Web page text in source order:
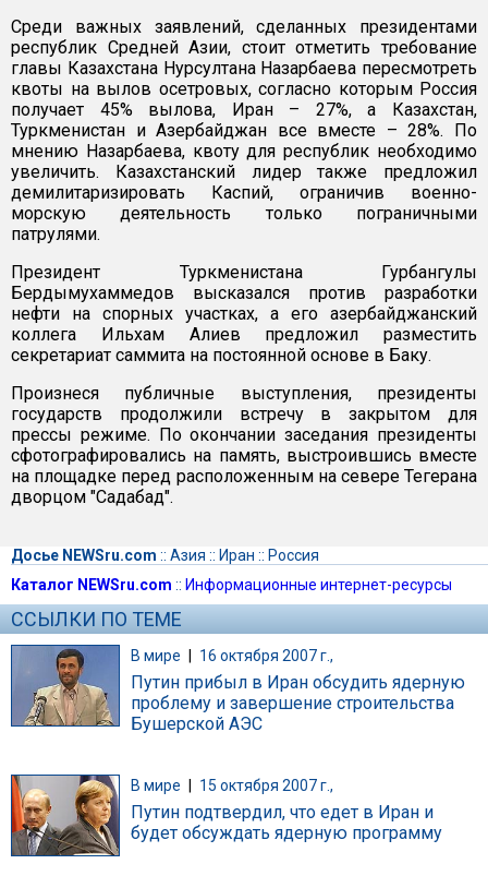
Среди важных заявлений, сделанных президентами
республик Средней Азии, стоит отметить требование
главы Казахстана Нурсултана Назарбаева пересмотреть
квоты на вылов осетровых, согласно которым Россия
получает 45% вылова, Иран – 27%, а Казахстан,
Туркменистан и Азербайджан все вместе – 28%. По
мнению Назарбаева, квоту для республик необходимо
увеличить. Казахстанский лидер также предложил
демилитаризировать Каспий, ограничив военно-
морскую деятельность только пограничными
патрулями.
Президент Туркменистана Гурбангулы
Бердымухаммедов высказался против разработки
нефти на спорных участках, а его азербайджанский
коллега Ильхам Алиев предложил разместить
секретариат саммита на постоянной основе в Баку.
Произнеся публичные выступления, президенты
государств продолжили встречу в закрытом для
прессы режиме. По окончании заседания президенты
сфотографировались на память, выстроившись вместе
на площадке перед расположенным на севере Тегерана
дворцом "Садабад".
Досье NEWSru.com :: Азия :: Иран :: Россия
Каталог NEWSru.com :: Информационные интернет-ресурсы
ССЫЛКИ ПО ТЕМЕ
В мире | 16 октября 2007 г.,
Путин прибыл в Иран обсудить ядерную
проблему и завершение строительства
Бушерской АЭС
В мире 15 октября 2007 г.,
Путин подтвердил, что едет в Иран и
будет обсуждать ядерную программу